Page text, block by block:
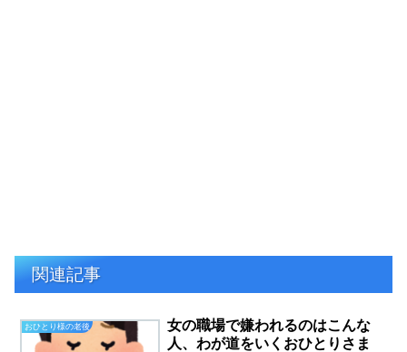
関連記事
おひとり様の老後
女の職場で嫌われるのはこんな
人、わが道をいくおひとりさま